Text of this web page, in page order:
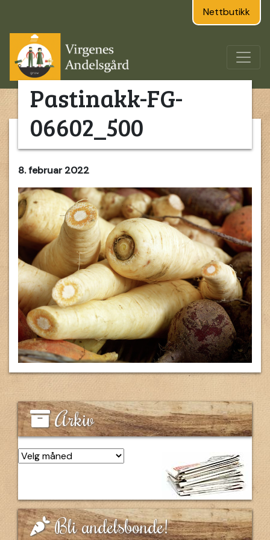
Nettbutikk
Pastinakk-FG-
06602_500
8. februar 2022
Arkiv
Bli andelsbonde!